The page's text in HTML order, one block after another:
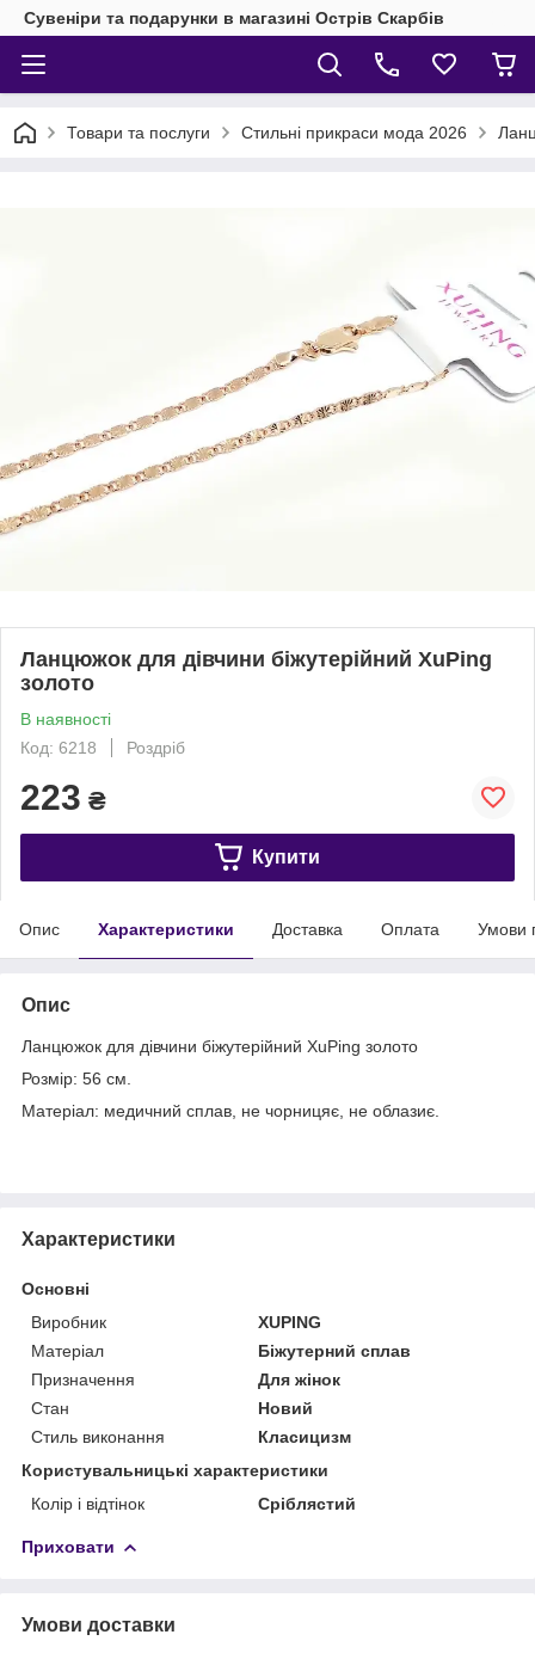
Сувеніри та подарунки в магазині Острів Скарбів
Товари та послуги Стильні прикраси мода 2026
Ланцюжок для дівчини біжутерійний XuPing
золото
В наявності
Код: 6218
Роздріб
223 ₴
Купити
Опис Характеристики Доставка Оплата Умови
Опис
Ланцюжок для дівчини біжутерійний XuPing золото
Розмір: 56 см.
Матеріал: медичний сплав, не чорницяє, не облазиє.
Характеристики
Основні
Виробник
XUPING
Матеріал
Біжутерний сплав
Призначення
Для жінок
Стан
Новий
Стиль виконання
Класицизм
Користувальницькі характеристики
Колір і відтінок
Сріблястий
Приховати
Умови доставки